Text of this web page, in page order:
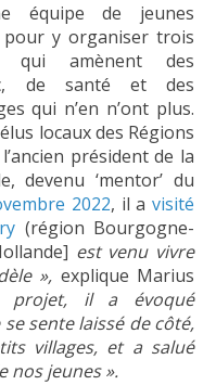
équipe de jeunes
y organiser trois
qui amènent des
de santé et des
qui n’en n’ont plus.
locaux des Régions
président de la
devenu ‘mentor’ du
2022, il a visité
(région Bourgogne-
est venu vivre
», explique Marius
projet, il a évoqué
sente laissé de côté,
villages, et a salué
nos jeunes ».